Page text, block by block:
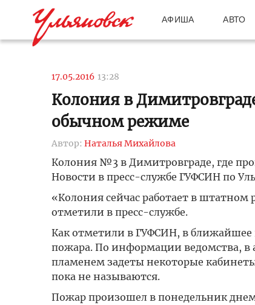
АФИША АВТО
17.05.2016 13:28
Колония в
обычном режиме
Автор: Наталья Михайлова
Колония №3 в Димитровграде, где
Новости в пресс-службе ГУФСИН по
«Колония сейчас работает в
отметили в пресс-службе.
Как отметили в ГУФСИН, в ближайшее
пожара. По информации ведомства,
пламенем задеты некоторые
пока не называются.
Пожар произошел в понедельник